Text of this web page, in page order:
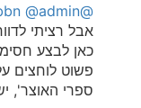
@bbn
@admin
אבל רציתי
כאן לבצע
פשוט לוחצים
ספרי האוצר',